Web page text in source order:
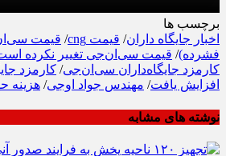
برچسب ها
اخبار جایگاه داران/ قیمت cng / قیمت
فشرده)/ قیمت سی‌ان‌جی تغییر نکرده
کارمزد جایگاه‌داران سی‌ان‌جی/ کارمزد
افزایش یافت/ مهندس جواد اوجی/ هزینه
نوشته های مشابه